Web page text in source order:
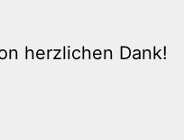
herzlichen Dank!